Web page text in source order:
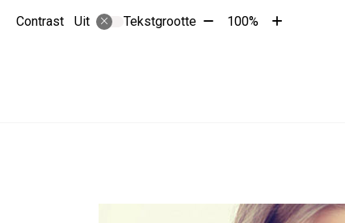
Contrast Uit Tekstgrootte Tekst100%
Tekst